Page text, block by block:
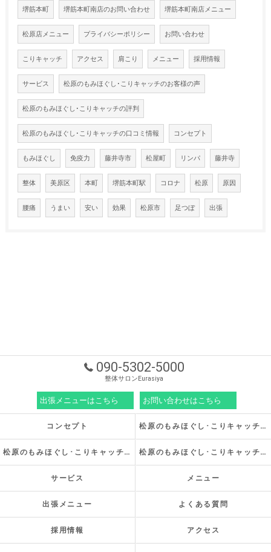
堺筋本町 堺筋本町南店のお問い合わせ 堺筋本町南店メニュー
松原店メニュー プライバシーポリシー お問い合わせ
こりキャッチ アクセス 肩こり メニュー 採用情報
サービス 松原のもみほぐし･こりキャッチのお客様の声
松原のもみほぐし･こりキャッチの評判
松原のもみほぐし･こりキャッチの口コミ情報 コンセプト
もみほぐし 免疫力 藤井寺市 松屋町 リンパ 藤井寺
整体 美原区 本町 堺筋本町駅 コロナ 松原 原因
腰痛 うまい 安い 効果 松原市 足つぼ 出張
090-5302-5000
整体サロンEurasiya
出張メニューはこちら お問い合わせはこちら
コンセプト 松原のもみほぐし･こりキャッチの口コミ情報
松原のもみほぐし･こりキャッチの評判 松原のもみほぐし･こりキャッチのお客様の声
サービス メニュー
出張メニュー よくある質問
採用情報 アクセス